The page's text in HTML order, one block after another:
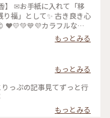
】 ✉お手紙に入れて「移
り福」として✨ 古き良き心
❤️💛💚💙💜カラフルな可
な気持ちになりますよ〜(*
伝統文様の説明は写真5
よかで優美さを兼ね備え
大好きな香りです(｡･
持ちになります😌 * 今日
しみ 桜のお香をたきまし
す😆 🐱にゃんこ
我慢がまんの連休ですが
もっとみる
もっとみる
っぷの記事見てずっと行
もっとみる